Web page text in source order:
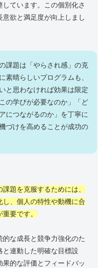
ています。この個別化さ
欲と満足度が向上しまし
課題は「やらされ感」の克
素晴らしいプログラムも、
と思わなければ効果は限定
の学びが必要なのか」「ど
につながるのか」を丁寧に
づけを高めることが成功の
題を克服するためには、
、個人の特性や動機に合
要です。
な成長と競争力強化のた
連動した明確な目標設
的な評価とフィードバッ